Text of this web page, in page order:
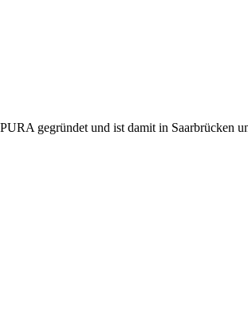
gegründet und ist damit in Saarbrücken